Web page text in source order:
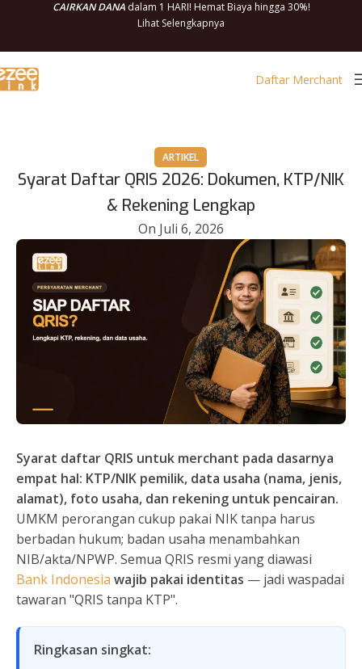
CAIRKAN DANAdalam 1 HARI! Hemat Biaya hingga 30%!
Lihat Selengkapnya
Daftar Merchant
ARTIKEL
Syarat Daftar QRIS 2026: Dokumen, KTP/NIK
& Rekening Lengkap
On Juli 6, 2026
Syarat daftar QRIS untuk merchant pada dasarnya
empat hal: KTP/NIK pemilik, data usaha (nama, jenis,
alamat), foto usaha, dan rekening untuk pencairan.
UMKM perorangan cukup pakai NIK tanpa harus
berbadan hukum; badan usaha menambahkan
NIB/akta/NPWP. Semua QRIS resmi yang diawasi
Bank Indonesia wajib pakai identitas — jadi waspadai
tawaran "QRIS tanpa KTP".
Ringkasan singkat: